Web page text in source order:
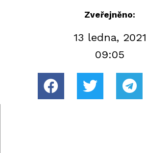
Zveřejněno:
13 ledna, 2021
09:05